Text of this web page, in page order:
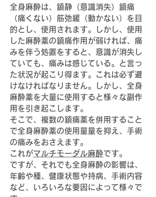
全身麻酔は、鎮静（意識消失）鎮痛
（痛くない）筋弛緩（動かない）を目
的とし、使用されます。
しかし、使用
した麻酔薬の鎮痛作用が弱ければ、痛
みを伴う処置をすると、意識が消失し
ていても、痛みは感じている。と言っ
た状況が起こり得ます。これは必ず避
けなければなりません。しかし、 全身
麻酔薬を大量に使用すると様々な副作
用を引き起こします。
そこで、複数の鎮痛薬を併用すること
で全身麻酔薬の使用量量を抑え、手術
の痛みをおさえます。
これがマルチモーダル麻酔です。
ですが、それでも全身麻酔の影響は、
年齢や種、健康状態や持病、手術内容
など、いろいろな要因によって様々で